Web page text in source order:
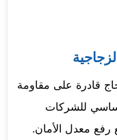
قادرة على مقاومة
للشركات
رفع معدل الأمان.